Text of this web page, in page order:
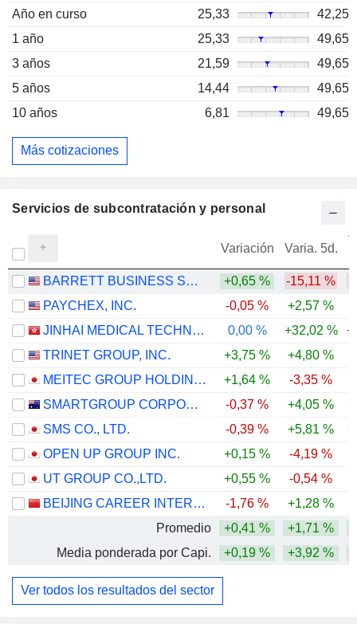
Año en curso
25,33
42,25
1 año
25,33
49,65
3 años
21,59
49,65
5 años
14,44
49,65
10 años
6,81 49,65
Más cotizaciones
Servicios de subcontratación y personal
Variación Varia. 5d.
BARRETT BUSINESS SERVICES, INC. +0,65 % -15,11 %
PAYCHEX, INC.
-0,05 % +2,57 %
JINHAI MEDICAL TECHNOLOGY LIMITED
0,00 % +32,02 %
TRINET GROUP, INC.
+3,75 % +4,80 %
MEITEC GROUP HOLDINGS INC.
+1,64 % -3,35 %
SMARTGROUP CORPORATION LTD
-0,37 % +4,05 %
SMS CO., LTD.
-0,39 % +5,81 %
OPEN UP GROUP INC.
+0,15 % -4,19 %
UT GROUP CO.,LTD.
+0,55 % -0,54 %
BEIJING CAREER INTERNATIONAL CO., LTD
-1,76 % +1,28 %
Promedio
+0,41 % +1,71 %
Media ponderada por Capi.
+0,19 % +3,92 %
Ver todos los resultados del sector